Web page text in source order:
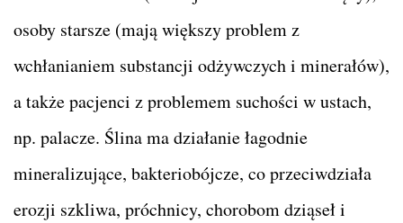
osoby starsze (mają większy problem z
wchłanianiem substancji odżywczych i minerałów),
a także pacjenci z problemem suchości w ustach,
np. palacze. Ślina ma działanie łagodnie
mineralizujące, bakteriobójcze, co przeciwdziała
erozji szkliwa, próchnicy, chorobom dziąseł i